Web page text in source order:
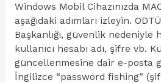
Windows Mobil Cihazınızda
aşağıdaki adımları izleyin.
Başkanlığı, güvenlik nedeniyle
kullanıcı hesabı adı, şifre vb.
güncellenmesine dair e-posta
İngilizce “password fishing”